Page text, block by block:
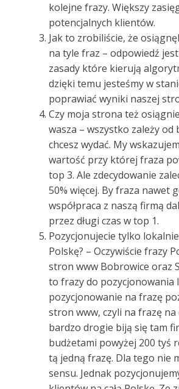
kolejne frazy. Większy
potencjalnych klientów.
Jak to zrobiliście, że
na tyle fraz – odpowiedź
zasady które kierują
dzięki temu jesteśmy w
poprawiać wyniki naszej
Czy moja strona też
wasza – wszystko zależy
chcesz wydać. My
wartość przy której fraza
top 3. Ale zdecydowanie
50% więcej. By fraza nawet
współpraca z naszą firmą
przez długi czas w top 1.
Pozycjonujecie tylko lokalnie
Polskę? – Oczywiście frazy
stron www Bobrowice oraz
to frazy do pozycjonowania
pozycjonowanie na frazę
stron www, czyli na frazę na
bardzo drogie biją się tam
budżetami powyżej 200 tyś
tą jedną frazę. Dla tego nie
sensu. Jednak